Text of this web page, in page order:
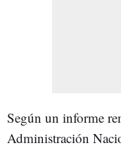
Según un informe
Administración